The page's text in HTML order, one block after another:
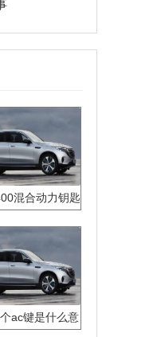
混合动力钥匙
ac键是什么意